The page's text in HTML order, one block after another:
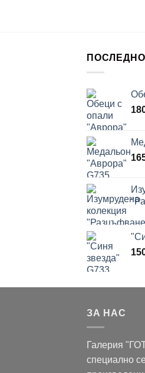
ЗА НАС
Галерия
специално